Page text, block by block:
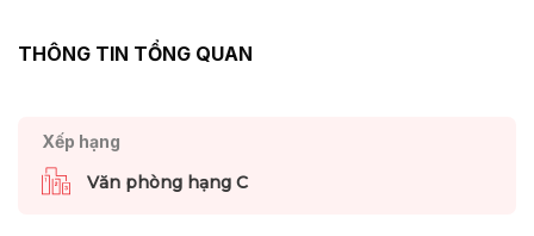
THÔNG TIN TỔNG QUAN
Xếp hạng
Văn phòng hạng C